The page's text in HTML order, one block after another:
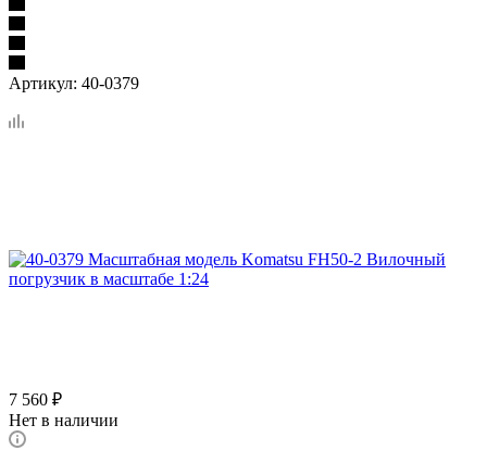
Артикул: 40-0379
7 560 ₽
Нет в наличии